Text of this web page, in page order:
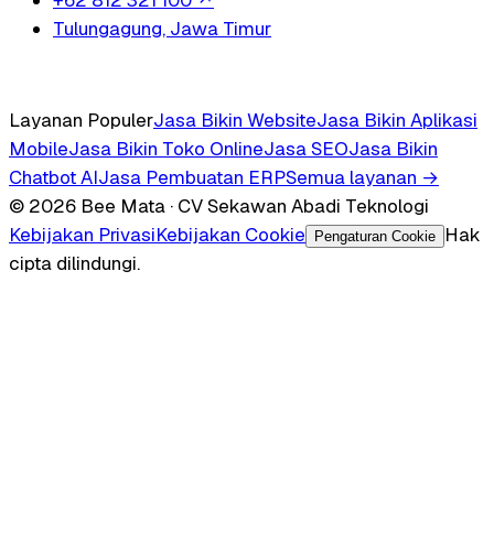
Tulungagung, Jawa Timur
Layanan PopulerJasa Bikin WebsiteJasa Bikin Aplikasi
MobileJasa Bikin Toko OnlineJasa SEOJasa Bikin
Chatbot AIJasa Pembuatan ERPSemua layanan →
© 2026 Bee Mata · CV Sekawan Abadi Teknologi
Kebijakan PrivasiKebijakan Cookie Pengaturan Cookie
Hak
cipta dilindungi.